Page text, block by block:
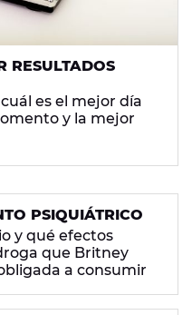
RESULTADOS
es el mejor día
y la mejor
PSIQUIÁTRICO
y qué efectos
que Britney
a consumir